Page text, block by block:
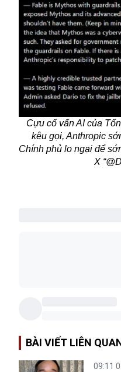
Cựu cố vấn AI của
kêu gọi, Anthropic
Chính phủ lo ngại để
X
BÀI VIẾT LIÊN
09:11